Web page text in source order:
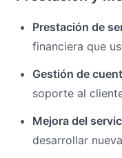
Prestación de
financiera que
Gestión de
soporte al
Mejora del
desarrollar